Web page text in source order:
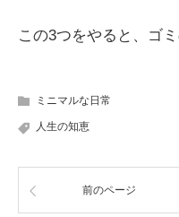
この3つをやると、ゴ
ミニマルな日常
人生の知恵
前のページ